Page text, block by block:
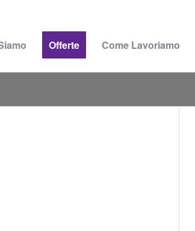
Offerte Come Lavoriamo